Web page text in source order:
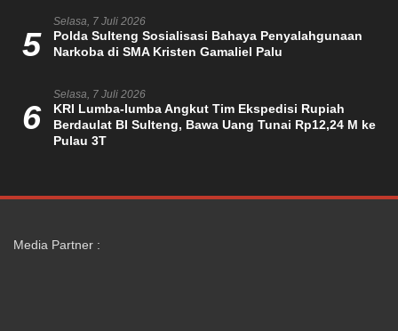
5
Selasa, 7 Juli 2026
Polda Sulteng Sosialisasi Bahaya Penyalahgunaan
Narkoba di SMA Kristen Gamaliel Palu
6
Selasa, 7 Juli 2026
KRI Lumba-lumba Angkut Tim Ekspedisi Rupiah
Berdaulat BI Sulteng, Bawa Uang Tunai Rp12,24 M ke
Pulau 3T
Media Partner :